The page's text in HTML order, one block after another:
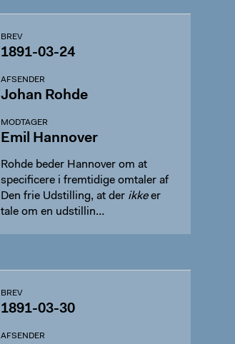
BREV
1891-03-24
AFSENDER
Johan Rohde
MODTAGER
Emil Hannover
Rohde beder Hannover om at
specificere i fremtidige omtaler af
Den frie Udstilling, at der ikkeer
tale om en udstillin…
BREV
1891-03-30
AFSENDER